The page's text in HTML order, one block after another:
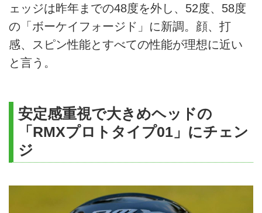
ェッジは昨年までの48度を外し、52度、58度
の「ボーケイフォージド」に新調。顔、打
感、スピン性能とすべての性能が理想に近い
と言う。
安定感重視で大きめヘッドの
「RMXプロトタイプ01」にチェン
ジ